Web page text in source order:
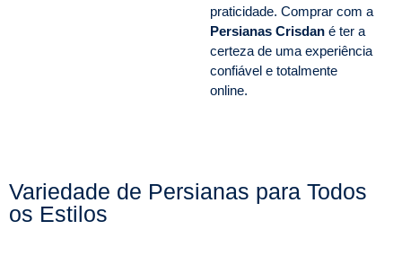
praticidade. Comprar com a
Persianas Crisdan é ter a
certeza de uma experiência
confiável e totalmente
online.
Variedade de Persianas para Todos
os Estilos